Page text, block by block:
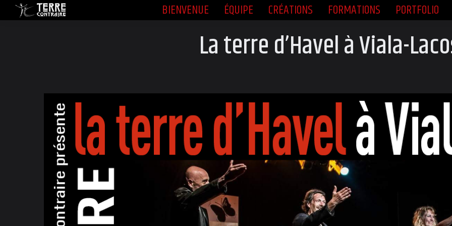
BIENVENUE ÉQUIPE CRÉATIONS FORMATIONS PORTFOLIO
La terre d’Havel à Viala-
BIENVENUE ÉQUIPE CRÉATIONS FORMATIONS PORTFOLIO